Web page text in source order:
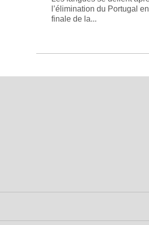
l’élimination du Portugal
finale de la...